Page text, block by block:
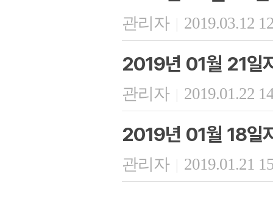
관리자 | 2019.03.12
2019년 01월 21일
관리자 | 2019.01.22
2019년 01월 18일
관리자 | 2019.01.21